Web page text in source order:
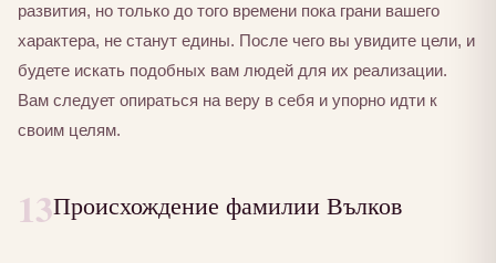
развития, но только до того времени пока грани вашего
характера, не станут едины. После чего вы увидите цели, и
будете искать подобных вам людей для их реализации.
Вам следует опираться на веру в себя и упорно идти к
своим целям.
13Происхождение фамилии Вълков